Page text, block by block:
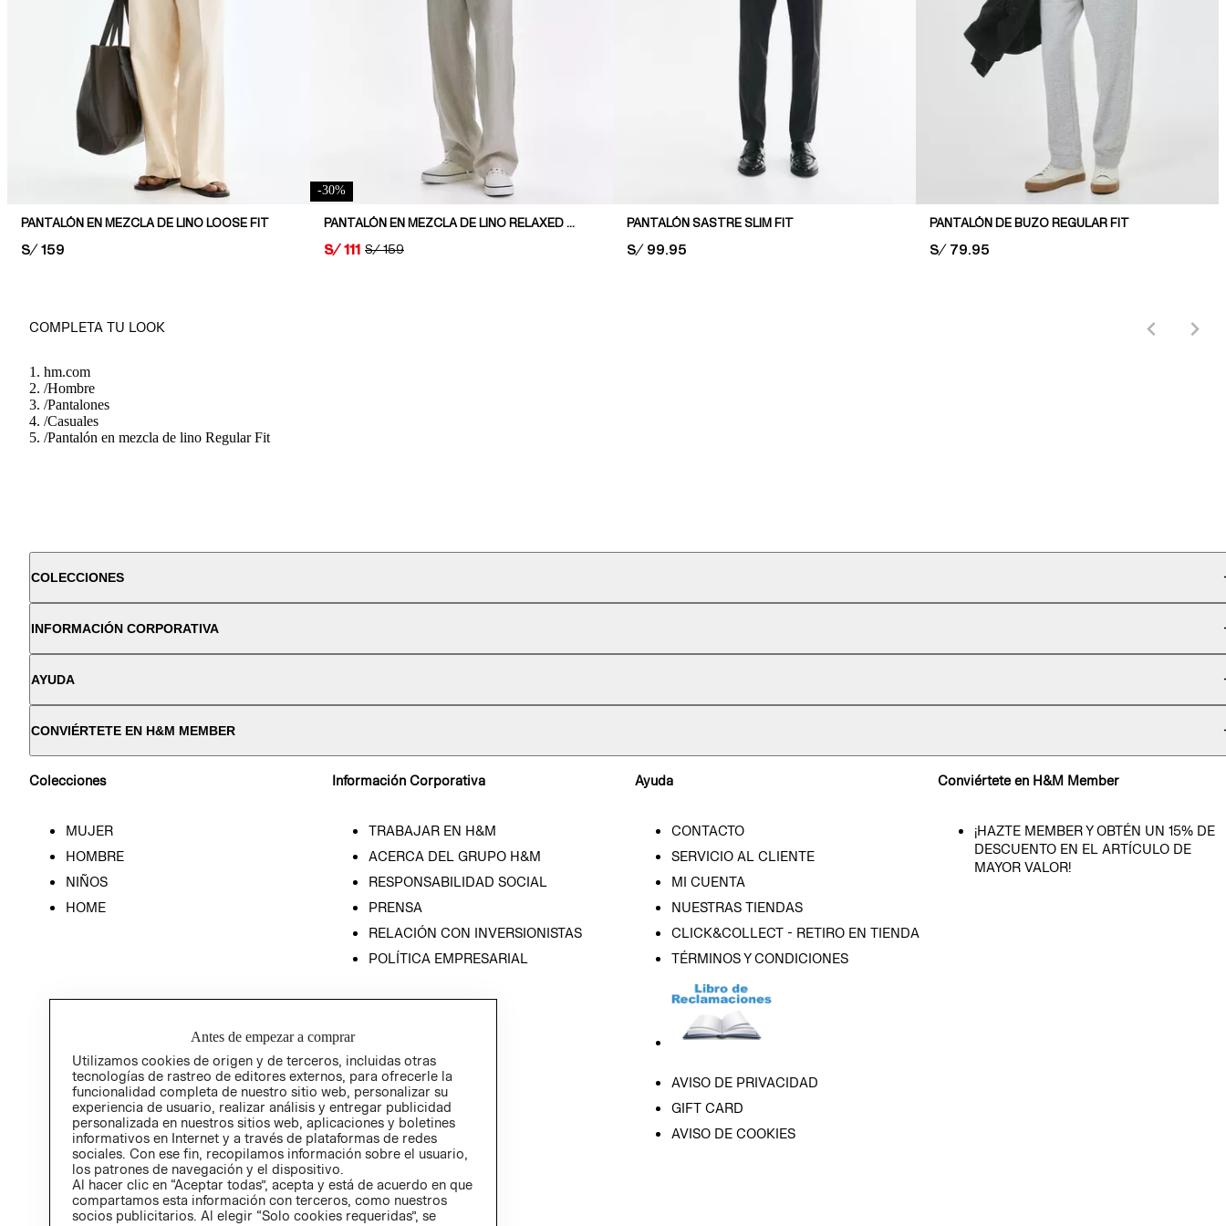
PANTALÓN EN MEZCLA DE LINO LOOSE FIT
PRICE:
S/ 159
-30%
PANTALÓN EN MEZCLA DE LINO RELAXED FIT
ORIGINAL PRICE:
S/ 159
PRICE:
S/ 111
PANTALÓN SASTRE SLIM FIT
PRICE:
S/ 99.95
PANTALÓN DE BUZO REGULAR FIT
PRICE:
S/ 79.95
COMPLETA TU LOOK
hm.com
/Hombre
/Pantalones
/Casuales
/Pantalón en mezcla de lino Regular Fit
COLECCIONES
INFORMACIÓN CORPORATIVA
AYUDA
CONVIÉRTETE EN H&M MEMBER
Colecciones
MUJER
HOMBRE
NIÑOS
HOME
Información Corporativa
TRABAJAR EN H&M
ACERCA DEL GRUPO H&M
RESPONSABILIDAD SOCIAL
PRENSA
RELACIÓN CON INVERSIONISTAS
POLÍTICA EMPRESARIAL
Ayuda
CONTACTO
SERVICIO AL CLIENTE
MI CUENTA
NUESTRAS TIENDAS
CLICK&COLLECT - RETIRO EN TIENDA
TÉRMINOS Y CONDICIONES
AVISO DE PRIVACIDAD
GIFT CARD
AVISO DE COOKIES
Conviértete en H&M Member
¡HAZTE MEMBER Y OBTÉN UN 15% DE
DESCUENTO EN EL ARTÍCULO DE
MAYOR VALOR!
Antes de empezar a comprar
Utilizamos cookies de origen y de terceros, incluidas otras
tecnologías de rastreo de editores externos, para ofrecerle la
funcionalidad completa de nuestro sitio web, personalizar su
experiencia de usuario, realizar análisis y entregar publicidad
personalizada en nuestros sitios web, aplicaciones y boletines
informativos en Internet y a través de plataformas de redes
sociales. Con ese fin, recopilamos información sobre el usuario,
los patrones de navegación y el dispositivo.
Al hacer clic en “Aceptar todas”, acepta y está de acuerdo en que
compartamos esta información con terceros, como nuestros
socios publicitarios. Al elegir “Solo cookies requeridas”, se